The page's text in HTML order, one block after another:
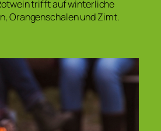
trifft auf winterliche
Orangenschalen und Zimt.